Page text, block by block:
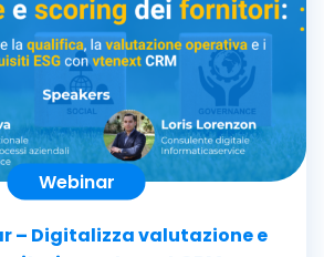
Webinar
– Digitalizza valutazione e